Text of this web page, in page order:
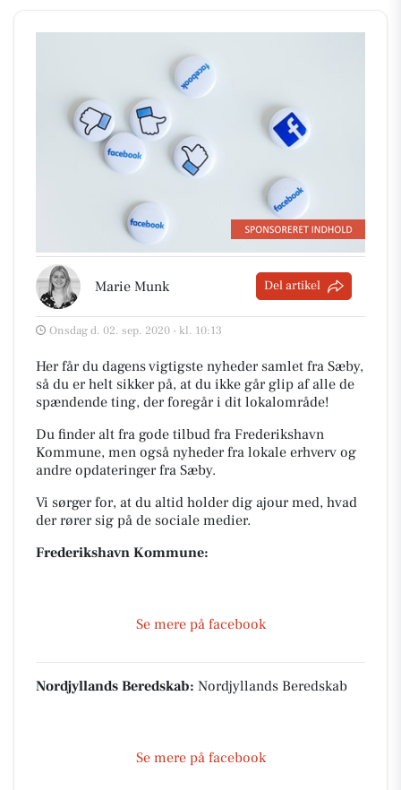
Marie Munk Del artikel
Onsdag d. 02. sep. 2020 - kl. 10:13
Her får du dagens vigtigste nyheder samlet fra Sæby,
så du er helt sikker på, at du ikke går glip af alle de
spændende ting, der foregår i dit lokalområde!
Du finder alt fra gode tilbud fra Frederikshavn
Kommune, men også nyheder fra lokale erhverv og
andre opdateringer fra Sæby.
Vi sørger for, at du altid holder dig ajour med, hvad
der rører sig på de sociale medier.
Frederikshavn Kommune:
Se mere på facebook
Nordjyllands Beredskab: Nordjyllands Beredskab
Se mere på facebook